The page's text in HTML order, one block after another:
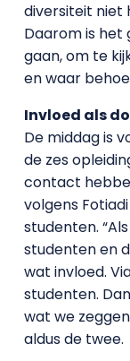
diversiteit niet
Daarom is het
gaan, om te
en waar
Invloed als
De middag is
de zes
contact
volgens
studenten.
studenten en
wat invloed.
studenten.
wat we
aldus de twee.